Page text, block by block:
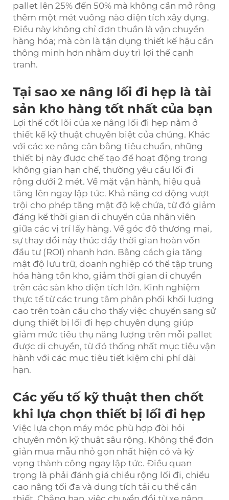
pallet lên 25% đến 50% mà không cần mở rộng
thêm một mét vuông nào diện tích xây dựng.
Điều này không chỉ đơn thuần là vận chuyển
hàng hóa; mà còn là tận dụng thiết kế hậu cần
thông minh hơn nhằm duy trì lợi thế cạnh
tranh.
Tại sao xe nâng lối đi hẹp là tài
sản kho hàng tốt nhất của bạn
Lợi thế cốt lõi của xe nâng lối đi hẹp nằm ở
thiết kế kỹ thuật chuyên biệt của chúng. Khác
với các xe nâng cân bằng tiêu chuẩn, những
thiết bị này được chế tạo để hoạt động trong
không gian hạn chế, thường yêu cầu lối đi
rộng dưới 2 mét. Về mặt vận hành, hiệu quả
tăng lên ngay lập tức. Khả năng cơ động vượt
trội cho phép tăng mật độ kệ chứa, từ đó giảm
đáng kể thời gian di chuyển của nhân viên
giữa các vị trí lấy hàng. Về góc độ thương mại,
sự thay đổi này thúc đẩy thời gian hoàn vốn
đầu tư (ROI) nhanh hơn. Bằng cách gia tăng
mật độ lưu trữ, doanh nghiệp có thể tập trung
hóa hàng tồn kho, giảm thời gian di chuyển
trên các sàn kho diện tích lớn. Kinh nghiệm
thực tế từ các trung tâm phân phối khối lượng
cao trên toàn cầu cho thấy việc chuyển sang sử
dụng thiết bị lối đi hẹp chuyên dụng giúp
giảm mức tiêu thụ năng lượng trên mỗi pallet
được di chuyển, từ đó thống nhất mục tiêu vận
hành với các mục tiêu tiết kiệm chi phí dài
hạn.
Các yếu tố kỹ thuật then chốt
khi lựa chọn thiết bị lối đi hẹp
Việc lựa chọn máy móc phù hợp đòi hỏi
chuyên môn kỹ thuật sâu rộng. Không thể đơn
giản mua mẫu nhỏ gọn nhất hiện có và kỳ
vọng thành công ngay lập tức. Điều quan
trọng là phải đánh giá chiều rộng lối đi, chiều
cao nâng tối đa và dung tích tải cụ thể cần